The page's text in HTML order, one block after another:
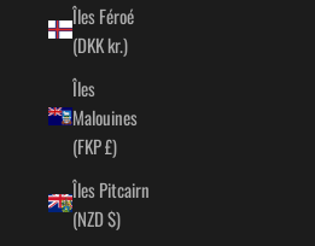
Îles Féroé
(DKK kr.)
Îles
Malouines
(FKP £)
Îles Pitcairn
(NZD $)